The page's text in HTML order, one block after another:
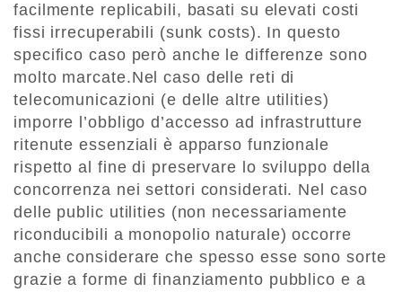
facilmente replicabili, basati su elevati costi
fissi irrecuperabili (sunk costs). In questo
specifico caso però anche le differenze sono
molto marcate.Nel caso delle reti di
telecomunicazioni (e delle altre utilities)
imporre l’obbligo d’accesso ad infrastrutture
ritenute essenziali è apparso funzionale
rispetto al fine di preservare lo sviluppo della
concorrenza nei settori considerati. Nel caso
delle public utilities (non necessariamente
riconducibili a monopolio naturale) occorre
anche considerare che spesso esse sono sorte
grazie a forme di finanziamento pubblico e a